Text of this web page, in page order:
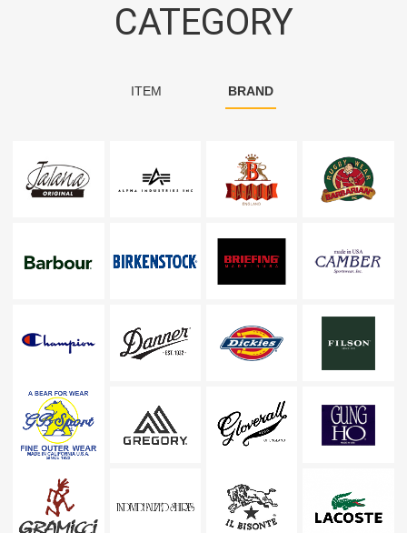
CATEGORY
ITEM BRAND